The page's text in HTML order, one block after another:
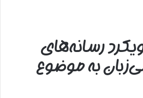
رسانه‌های
به موضوع